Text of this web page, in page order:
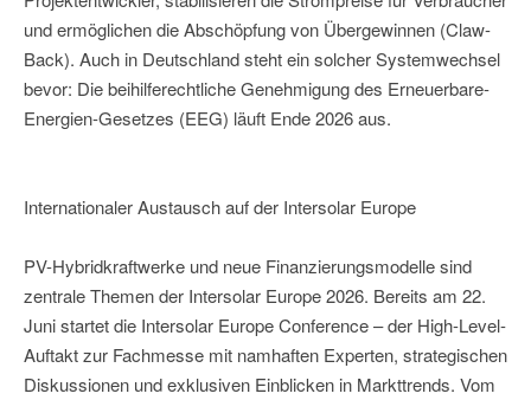
und ermöglichen die Abschöpfung von Übergewinnen (Claw-
Back). Auch in Deutschland steht ein solcher Systemwechsel
bevor: Die beihilferechtliche Genehmigung des Erneuerbare-
Energien-Gesetzes (EEG) läuft Ende 2026 aus.
Internationaler Austausch auf der Intersolar Europe
PV-Hybridkraftwerke und neue Finanzierungsmodelle sind
zentrale Themen der Intersolar Europe 2026. Bereits am 22.
Juni startet die Intersolar Europe Conference – der High-Level-
Auftakt zur Fachmesse mit namhaften Experten, strategischen
Diskussionen und exklusiven Einblicken in Markttrends. Vom